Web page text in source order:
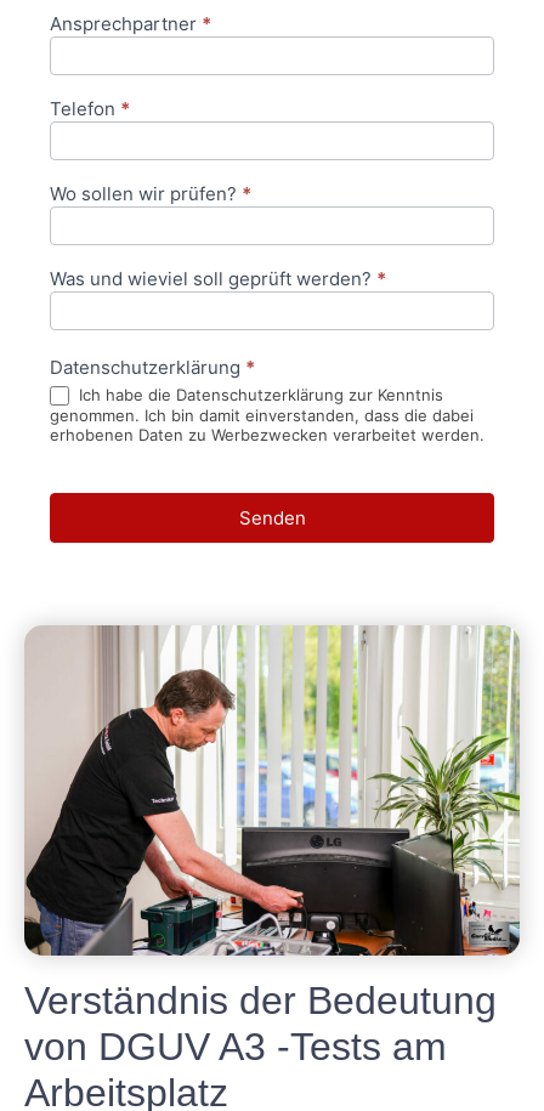
Ansprechpartner *
Telefon *
Wo sollen wir prüfen? *
Was und wieviel soll geprüft werden? *
Datenschutzerklärung *
Ich habe die Datenschutzerklärung zur Kenntnis
genommen. Ich bin damit einverstanden, dass die dabei
erhobenen Daten zu Werbezwecken verarbeitet werden.
Senden
Verständnis der Bedeutung
von DGUV A3 -Tests am
Arbeitsplatz